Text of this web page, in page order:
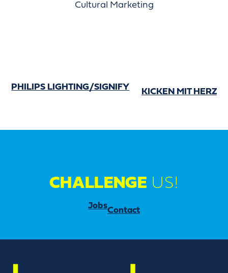
Cultural Marketing
PHILIPS LIGHTING/SIGNIFY KICKEN MIT HERZ
CHALLENGE US!
JobsContact